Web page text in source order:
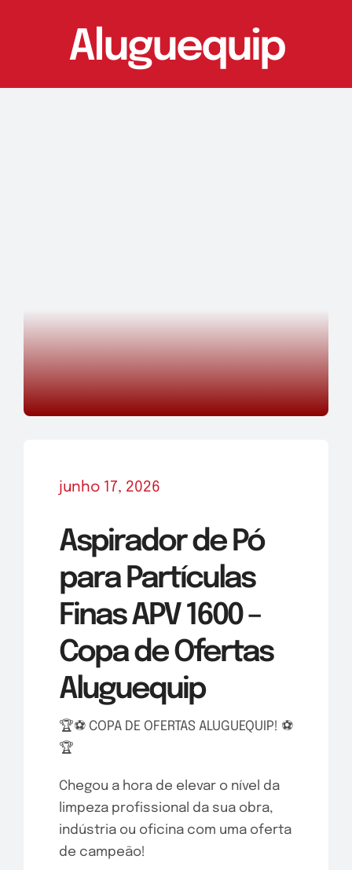
Aluguequip
junho 17, 2026
Aspirador de Pó
para Partículas
Finas APV 1600 –
Copa de Ofertas
Aluguequip
🏆⚽ COPA DE OFERTAS ALUGUEQUIP! ⚽
🏆
Chegou a hora de elevar o nível da
limpeza profissional da sua obra,
indústria ou oficina com uma oferta
de campeão!